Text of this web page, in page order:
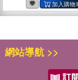
網站導航 >>